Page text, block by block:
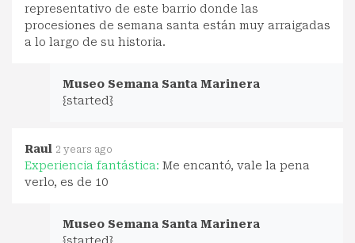
representativo de este barrio donde las
procesiones de semana santa están muy arraigadas
a lo largo de su historia.
Museo Semana Santa Marinera
{started}
Raul 2 years ago
Experiencia fantástica: Me encantó, vale la pena
verlo, es de 10
Museo Semana Santa Marinera